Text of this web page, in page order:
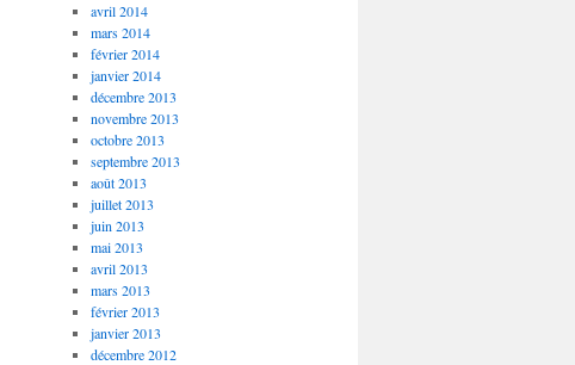
avril 2014
mars 2014
février 2014
janvier 2014
décembre 2013
novembre 2013
octobre 2013
septembre 2013
août 2013
juillet 2013
juin 2013
mai 2013
avril 2013
mars 2013
février 2013
janvier 2013
décembre 2012